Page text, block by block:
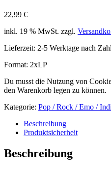
22,99 €
inkl. 19 % MwSt. zzgl.
Lieferzeit: 2-5 Werktage nach
Format: 2xLP
Du musst die Nutzung von
den Warenkorb legen zu können.
Kategorie: Pop / Rock / Emo /
Beschreibung
Produktsicherheit
Beschreibung